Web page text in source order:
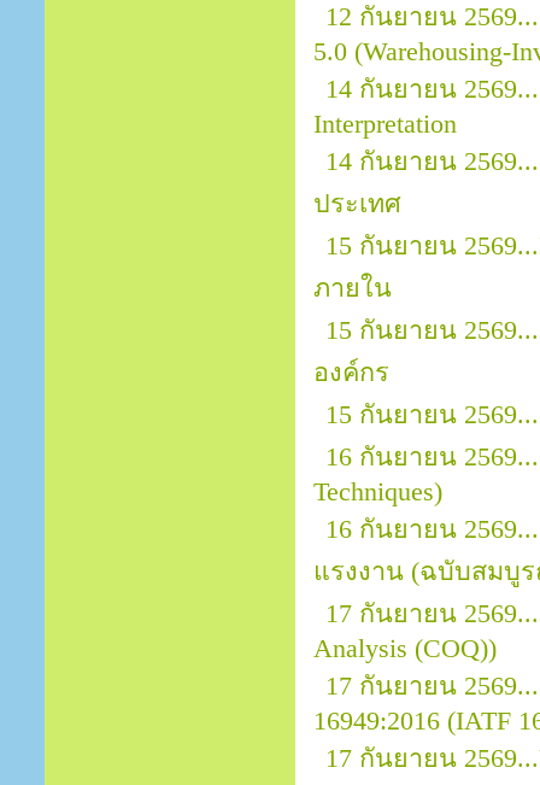
12 กันยายน
5.0 (Warehousing-
14 กันยายน
Interpretation
14 กันยายน
ประเทศ
15 กันยายน
ภายใน
15 กันยายน
องค์กร
15 กันยายน
16 กันยายน
Techniques)
16 กันยายน
แรงงาน (ฉบับสมบู
17 กันยายน
Analysis (COQ))
17 กันยายน
16949:2016 (IATF
17 กันยายน